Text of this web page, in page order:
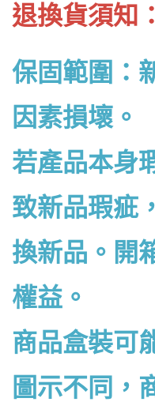
退換貨須知：
保固範圍：
因素損壞。
若產品本身
致新品瑕疵
換新品。開
權益。
商品盒裝可
圖示不同，